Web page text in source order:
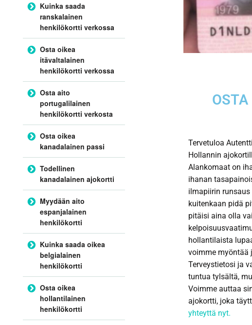
Tervetuloa
Hollannin
Alankomaat on
ihanan
ilmapiirin
kuitenkaan pidä
pitäisi aina olla
hollantilaista
voimme myöntää
Terveystietosi ja
tuntua tylsältä,
Voimme auttaa
ajokortti, joka
yhteyttä nyt.
Kuinka saada
ranskalainen
henkilökortti verkossa
Osta oikea
itävaltalainen
henkilökortti verkossa
Osta aito
portugalilainen
henkilökortti verkosta
Osta oikea
kanadalainen passi
Todellinen
kanadalainen ajokortti
Myydään aito
espanjalainen
henkilökortti
Kuinka saada oikea
belgialainen
henkilökortti
Osta oikea
hollantilainen
henkilökortti